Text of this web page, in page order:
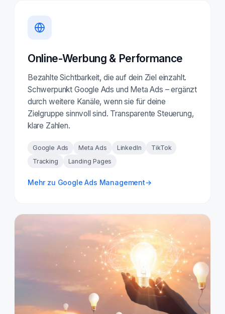
Online-Werbung & Performance
Bezahlte Sichtbarkeit, die auf dein Ziel einzahlt.
Schwerpunkt Google Ads und Meta Ads – ergänzt
durch weitere Kanäle, wenn sie für deine
Zielgruppe sinnvoll sind. Transparente Steuerung,
klare Zahlen.
Google Ads Meta Ads LinkedIn
TikTok
Tracking
Landing Pages
Mehr zu Google Ads Management→